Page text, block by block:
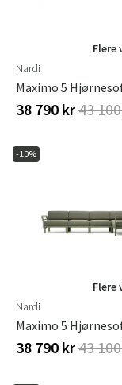
Flere
Nardi
38 790 kr43
-10%
Flere
Nardi
38 790 kr43